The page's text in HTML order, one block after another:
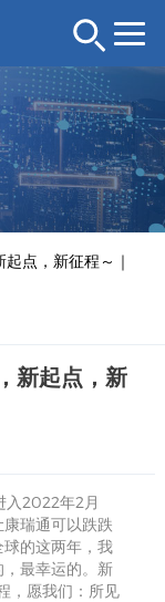
点，新征程～｜
新起点，新
入2022年2月
瑞通可以跌跌
的这两年，我
最幸运的。新
，愿我们：所见